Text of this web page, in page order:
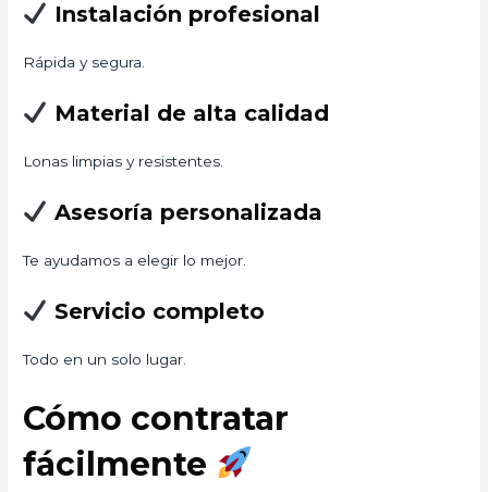
Instalación profesional
Rápida y segura.
Material de alta calidad
Lonas limpias y resistentes.
Asesoría personalizada
Te ayudamos a elegir lo mejor.
Servicio completo
Todo en un solo lugar.
Cómo contratar
fácilmente